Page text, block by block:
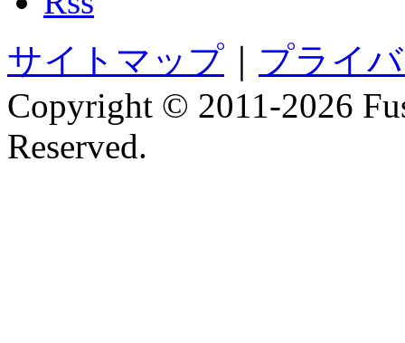
サイトマップ ｜ プライ
Copyright © 2011-2026
Reserved.